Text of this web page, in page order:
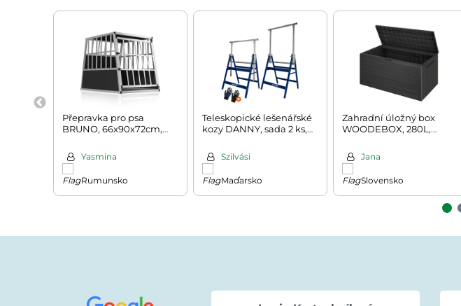
Přepravka pro psa
BRUNO, 66x90x72cm,
Yasmina
Rumunsko
Teleskopické lešenářské
kozy DANNY, sada 2 ks,
130cm, stříbrná/modrá
Szilvási
Maďarsko
Zahradní úložný box
WOODEBOX, 280L,
Jana
Slovensko